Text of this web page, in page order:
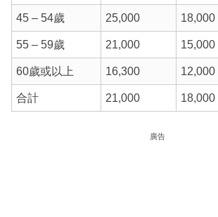
45 – 54歲 25,000 18,000
55 – 59歲 21,000 15,000
60歲或以上 16,300 12,000
合計 21,000 18,000
廣告